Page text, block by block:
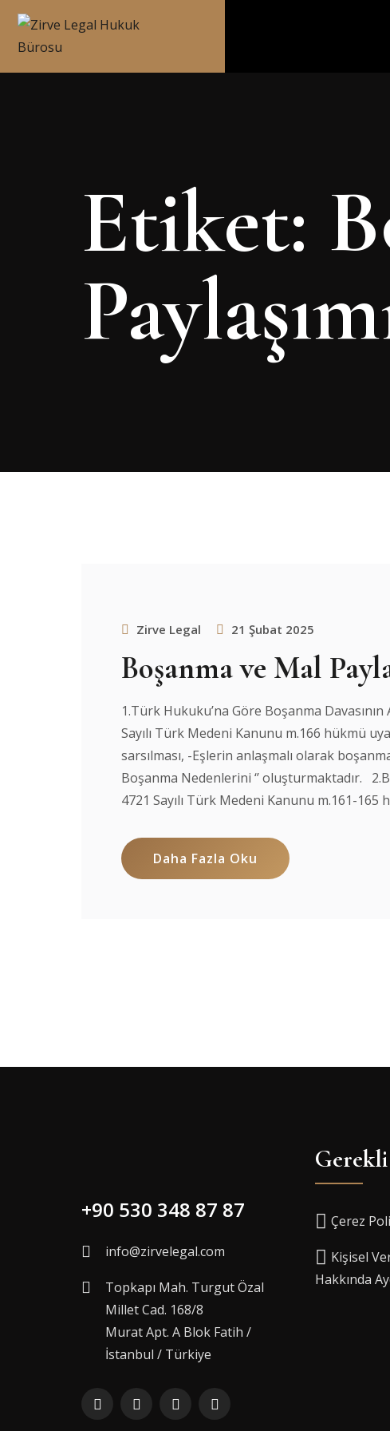
Etiket:
Zirve Legal 21 Şubat 2025
Boşanma ve Mal
1.Türk Hukuku’na Göre Boşanma
Sayılı Türk Medeni Kanunu m.166 hükmü
sarsılması, -Eşlerin anlaşmalı olarak
Boşanma Nedenlerini ‘’ oluşturmaktadır.
4721 Sayılı Türk Medeni Kanunu m.161-165
Daha Fazla Oku
+90 530 348 87 87
info@zirvelegal.com
Topkapı Mah. Turgut Özal
Millet Cad. 168/8
Murat Apt. A Blok Fatih /
İstanbul / Türkiye
Çerez
Kişisel
Hakkında